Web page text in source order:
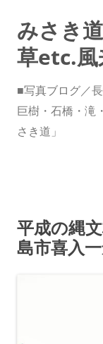
みさき
草etc.
■写真ブログ／
巨樹・石橋・滝
さき道」
平成の縄
島市喜入